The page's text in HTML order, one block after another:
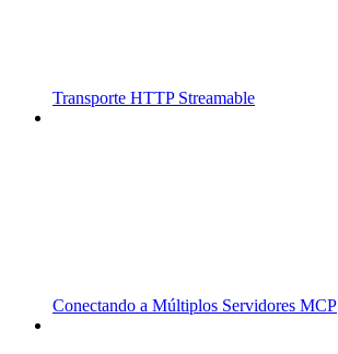
Transporte HTTP Streamable
Conectando a Múltiplos Servidores MCP